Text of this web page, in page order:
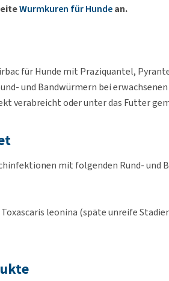
Wurmkuren für Hundean.
für Hunde mit Praziquantel,
und Bandwürmern bei
verabreicht oder unter das Futter
mit folgenden Rund- und
leonina (späte unreife